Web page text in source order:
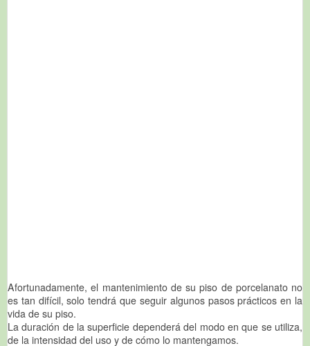
Afortunadamente, el mantenimiento de su piso de porcelanato no
es tan difícil, solo tendrá que seguir algunos pasos prácticos en la
vida de su piso.
La duración de la superficie dependerá del modo en que se utiliza,
de la intensidad del uso y de cómo lo mantengamos.